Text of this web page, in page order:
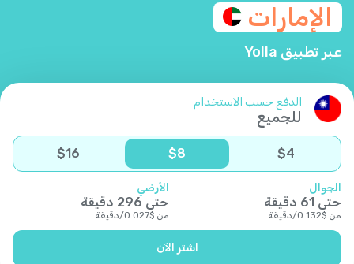
الإمارات
عبر تطبيق Yolla
الدفع حسب الاستخدام
للجميع
$4
$8
$16
الجوال
حتى 61 دقيقة
من $
0.132
/دقيقة
الأرضي
حتى 296 دقيقة
من $
0.027
/دقيقة
اشتر الآن